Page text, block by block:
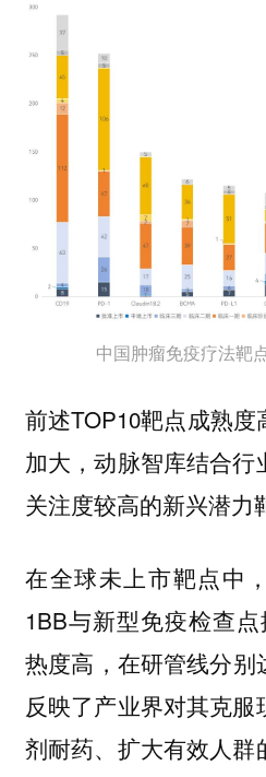
中国肿瘤免疫疗法靶
前述TOP10靶点成熟
加大，动脉智库结合
关注度较高的新兴潜力
在全球未上市靶点中
1BB与新型免疫检查
热度高，在研管线分别
反映了产业界对其克
剂耐药、扩大有效人群